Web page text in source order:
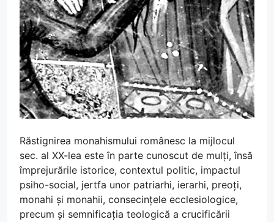
Răstignirea monahismului românesc la mijlocul
sec. al XX-lea este în parte cunoscut de mulți, însă
împrejurările istorice, contextul politic, impactul
psiho-social, jertfa unor patriarhi, ierarhi, preoți,
monahi și monahii, consecințele ecclesiologice,
precum și semnificația teologică a crucificării